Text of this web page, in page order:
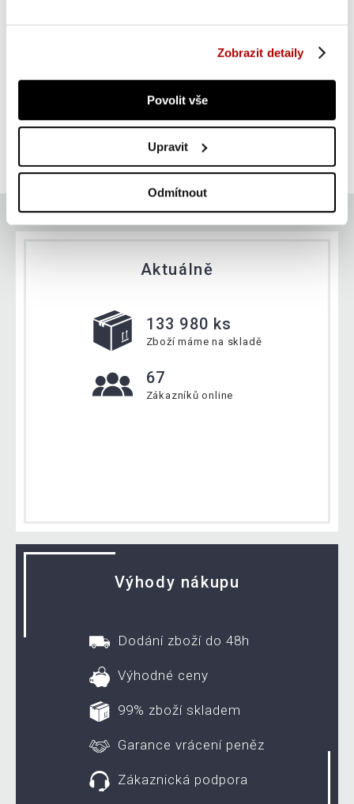
Zobrazit detaily
Povolit vše
Upravit
Odmítnout
Gorilla Sports Litinový zátěžový kotouč, stříbrná, 5 kg
SUPER CENA
329 Kč
Aktuálně
133 980 ks
Zboží máme na skladě
67
Zákazníků online
Výhody nákupu
Dodání zboží do 48h
Výhodné ceny
99% zboží skladem
Garance vrácení peněz
Zákaznická podpora